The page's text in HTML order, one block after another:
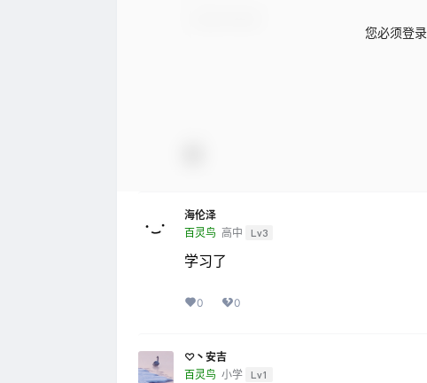
您必须登
海伦泽
百灵鸟 高中 Lv3
学习了
0 0
♡丶安吉
百灵鸟 小学 Lv1